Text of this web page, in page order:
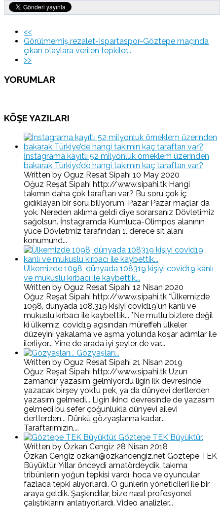
<<
Görülmemiş rezalet-Ispartaspor-Göztepe maçında
çıkan olaylara verilen tepkiler...
>>
YORUMLAR
KÖŞE YAZILARI
İnstagrama kayıtlı 52 milyonluk örneklem üzerinden
bakarak Türkiye’de hangi takımın kaç taraftarı var?
Written by Oguz Resat Sipahi 10 May 2020
Oğuz Reşat Sipahi http://www.sipahi.tk Hangi
takımın daha çok taraftarı var? Bu soru çok iç
gıdıklayan bir soru biliyorum. Pazar Pazar maçlar da
yok. Nereden aklıma geldi diye sorarsanız Dövletimiz
sağolsun. İnstagramda Kumluca-Olimpos alanının
yüce Dövletmiz tarafından 1. derece sit alanı
konumund...
Ülkemizde 1098, dünyada 108319 kişiyi covid19 kanlı
ve mukuslu kırbacı ile kaybettik...
Written by Oguz Resat Sipahi 12 Nisan 2020
Oğuz Reşat Sipahi http://www.sipahi.tk *Ülkemizde
1098, dünyada 108.319 kişiyi covid19'un kanlı ve
mukuslu kırbacı ile kaybettik... *Ne mutlu bizlere değil
ki ülkemiz, covid19 açısından müreffeh ülkeler
düzeyini yakalama ve aşma yolunda koşar adımlar ile
ilerliyor... Yine de arada iyi şeyler de var...
Gözyaşları...
Written by Oguz Resat Sipahi 21 Nisan 2019
Oğuz Reşat Sipahi http://www.sipahi.tk Uzun
zamandır yazasım gelmiyordu ligin ilk devresinde
yazacak birşey yoktu pek, ya da dünyevi dertlerden
yazasım gelmedi... Ligin ikinci devresinde de yazasım
gelmedi bu sefer çoğunlukla dünyevi ailevi
dertlerden... Dünkü gözyaşlarına kadar...
Taraftarımızın,...
Göztepe TEK Büyüktür.
Written by Özkan Cengiz 28 Nisan 2018
Özkan Cengiz ozkan@ozkancengiz.net Göztepe TEK
Büyüktür. Yıllar önceydi amatördeydik, takıma
tribünlerin yoğun tepkisi vardı, hoca ve oyuncular
fazlaca tepki alıyorlardı. O günlerin yöneticileri ile bir
araya geldik. Şaşkındılar, bize nasıl profesyonel
çalıştıklarını anlatıyorlardı. Video analizler...